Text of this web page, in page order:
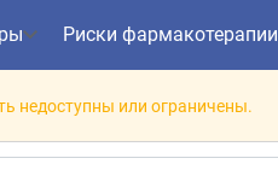
Риски фармакотерапии
недоступны или ограничены.